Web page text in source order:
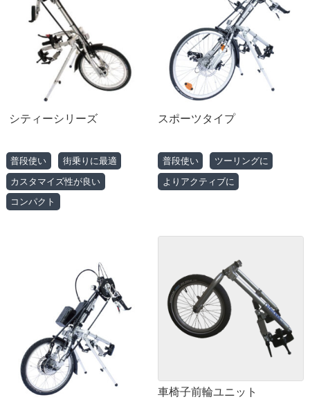
シティーシリーズ
普段使い
街乗りに最適
カスタマイズ性が良い
コンパクト
スポーツタイプ
普段使い
ツーリングに
よりアクティブに
車椅子前輪ユニット